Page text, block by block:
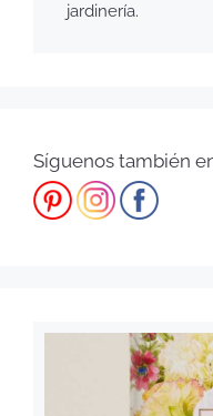
jardinería.
Síguenos también